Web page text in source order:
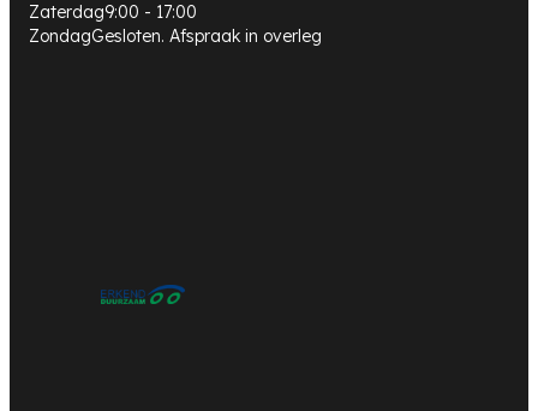
Zaterdag9:00 - 17:00
ZondagGesloten. Afspraak in overleg